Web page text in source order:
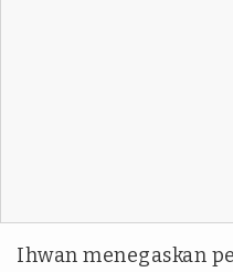
Ihwan menegaskan